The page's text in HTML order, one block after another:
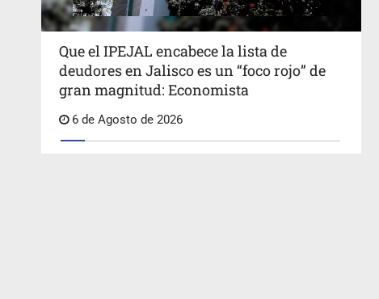
Que el IPEJAL encabece la lista de
deudores en Jalisco es un “foco rojo” de
gran magnitud: Economista
6 de Agosto de 2026